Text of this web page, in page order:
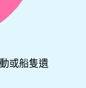
或船隻遺